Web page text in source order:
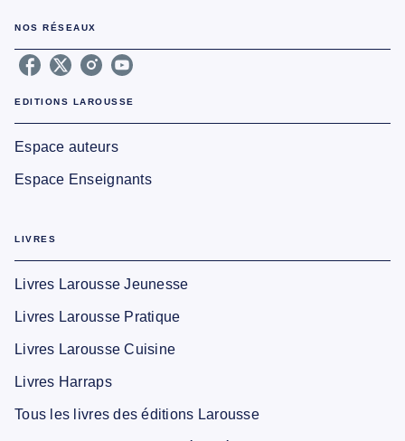
NOS RÉSEAUX
EDITIONS LAROUSSE
Espace auteurs
Espace Enseignants
LIVRES
Livres Larousse Jeunesse
Livres Larousse Pratique
Livres Larousse Cuisine
Livres Harraps
Tous les livres des éditions Larousse